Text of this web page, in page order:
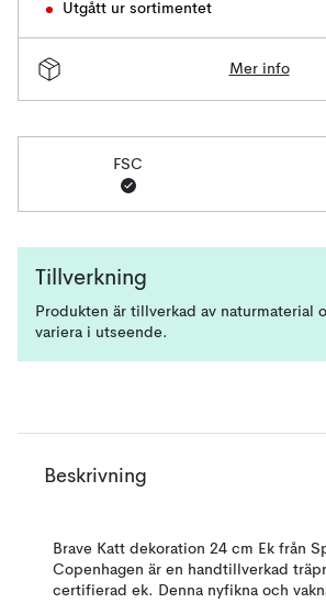
Utgått ur sortimentet
Mer info
FSC
Tillverkning
Produkten är tillverkad av naturmaterial
variera i utseende.
Beskrivning
Brave Katt dekoration 24 cm Ek från
Copenhagen är en handtillverkad
certifierad ek. Denna nyfikna och